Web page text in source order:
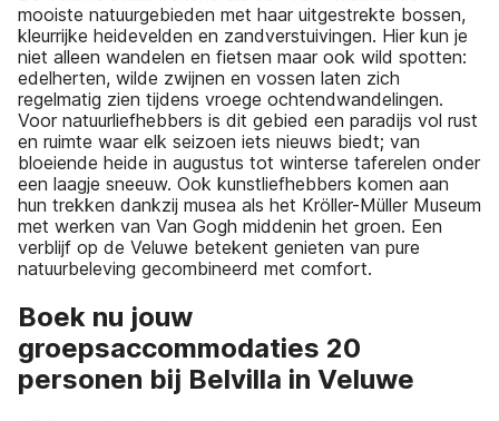
mooiste natuurgebieden met haar uitgestrekte bossen,
kleurrijke heidevelden en zandverstuivingen. Hier kun je
niet alleen wandelen en fietsen maar ook wild spotten:
edelherten, wilde zwijnen en vossen laten zich
regelmatig zien tijdens vroege ochtendwandelingen.
Voor natuurliefhebbers is dit gebied een paradijs vol rust
en ruimte waar elk seizoen iets nieuws biedt; van
bloeiende heide in augustus tot winterse taferelen onder
een laagje sneeuw. Ook kunstliefhebbers komen aan
hun trekken dankzij musea als het Kröller-Müller Museum
met werken van Van Gogh middenin het groen. Een
verblijf op de Veluwe betekent genieten van pure
natuurbeleving gecombineerd met comfort.
Boek nu jouw
groepsaccommodaties 20
personen bij Belvilla in Veluwe